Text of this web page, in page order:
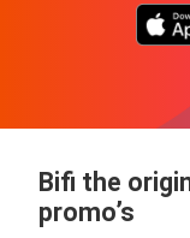
Bifi the
promo’s